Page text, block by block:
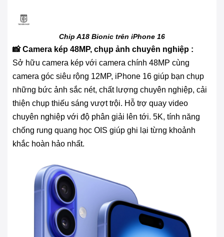
Chip A18 Bionic trên iPhone 16
📸 Camera kép 48MP, chụp ảnh chuyên nghiệp :
Sở hữu camera kép với camera chính 48MP cùng
camera góc siêu rộng 12MP, iPhone 16 giúp bạn chụp
những bức ảnh sắc nét, chất lượng chuyên nghiệp, cải
thiện chụp thiếu sáng vượt trội. Hỗ trợ quay video
chuyên nghiệp với độ phân giải lên tới. 5K, tính năng
chống rung quang học OIS giúp ghi lại từng khoảnh
khắc hoàn hảo nhất.